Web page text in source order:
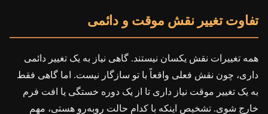
تفاوت تغییر نقش موقت و دائمی
همه تغییرات نقش یکسان نیستند. گاهی نیاز به یک تغییر دائمی
داری، چون نقش فعلی واقعاً با تو سازگار نیست. اما گاهی فقط
به یک تغییر موقت نیاز داری تا از یک دوره خستگی یا افت فرم
خارج شوی. تشخیص اینکه با کدام حالت روبه‌رو هستی، مهم